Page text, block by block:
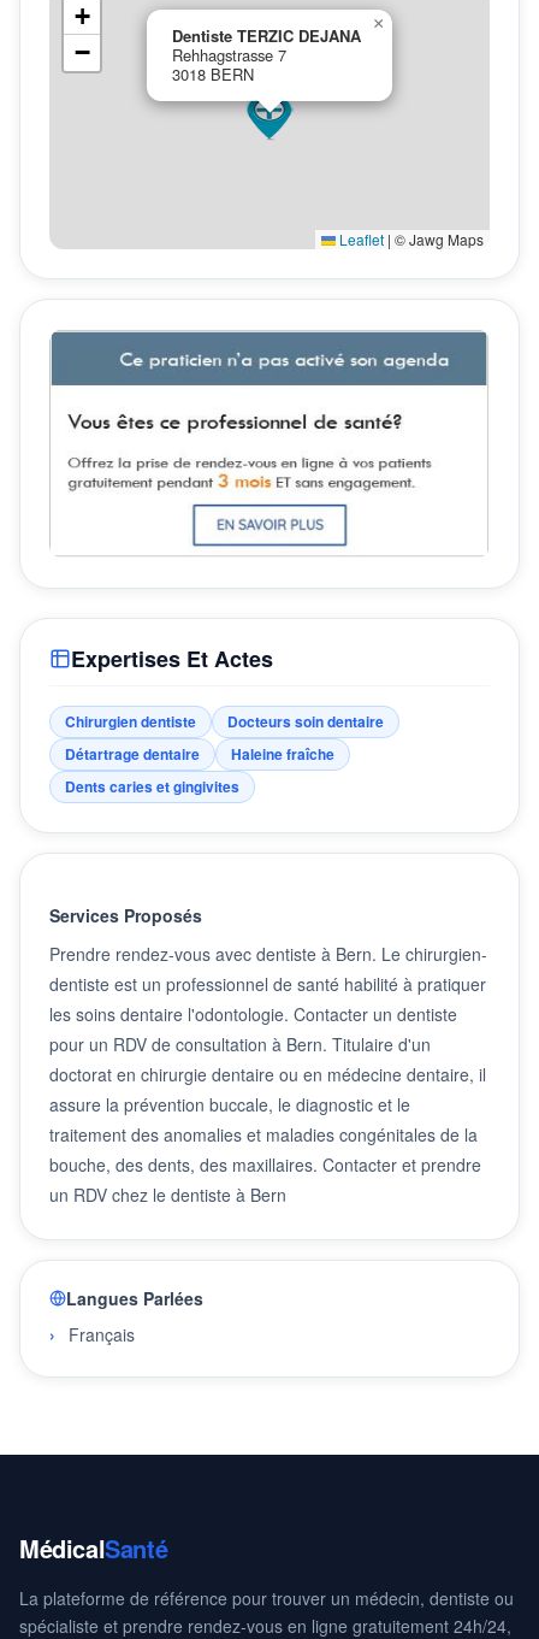
Expertises Et Actes
Chirurgien dentiste
Docteurs soin dentaire
Détartrage dentaire
Haleine fraîche
Dents caries et gingivites
Services Proposés
Prendre rendez-vous avec dentiste à Bern. Le chirurgien-
dentiste est un professionnel de santé habilité à pratiquer
les soins dentaire l'odontologie. Contacter un dentiste
pour un RDV de consultation à Bern. Titulaire d'un
doctorat en chirurgie dentaire ou en médecine dentaire, il
assure la prévention buccale, le diagnostic et le
traitement des anomalies et maladies congénitales de la
bouche, des dents, des maxillaires. Contacter et prendre
un RDV chez le dentiste à Bern
Langues Parlées
Français
Dentiste TERZIC DEJANA
Rehhagstrasse 7
3018 BERN
×
+
−
Leaflet | © Jawg Maps
MédicalSanté
La plateforme de référence pour trouver un médecin, dentiste ou
spécialiste et prendre rendez-vous en ligne gratuitement 24h/24,